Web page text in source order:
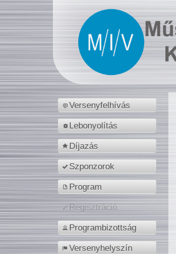
Versenyfelhívás
Lebonyolítás
Díjazás
Szponzorok
Program
Regisztráció
Programbizottság
Versenyhelyszín